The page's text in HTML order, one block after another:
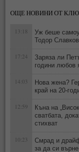
ОЩЕ НОВИНИ ОТ
13:18
Уж беше
Тодор
17:24
Заряза ли
години любов
14:03
Нова жена?
край на 20-
12:59
Къна на
сватбата,
стихват
10:23
Смрад и
за да си